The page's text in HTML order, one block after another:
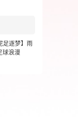
足逐梦】雨
球浪漫